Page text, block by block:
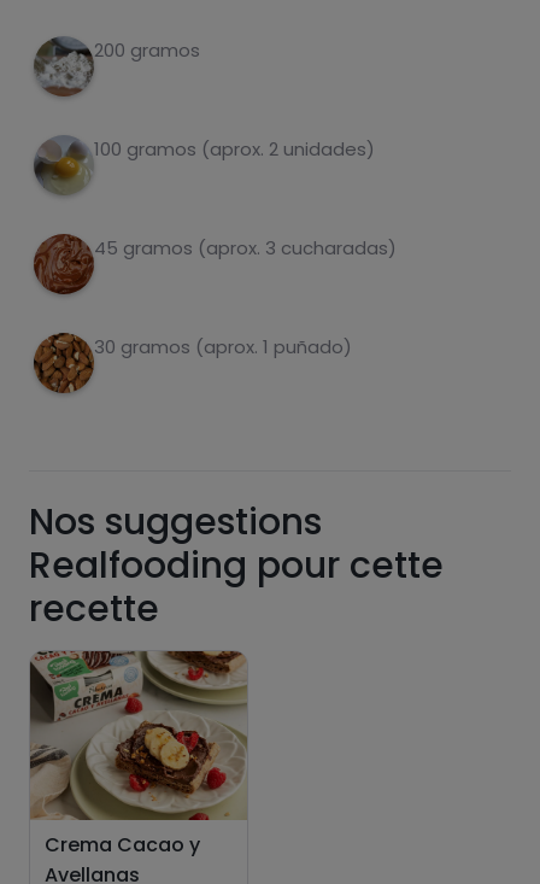
200 gramos
100 gramos (aprox. 2 unidades)
45 gramos (aprox. 3 cucharadas)
30 gramos (aprox. 1 puñado)
2 Ajouter la farine et mélanger jusqu'à
l'obtention d'une pâte homogène.
et les ajouter à la pâte.
4 On fait des petites boules et on les met au
carbohydrates protéines
sucres
graisses
Nos suggestions
Realfooding pour cette
recette
Crema Cacao y
Avellanas